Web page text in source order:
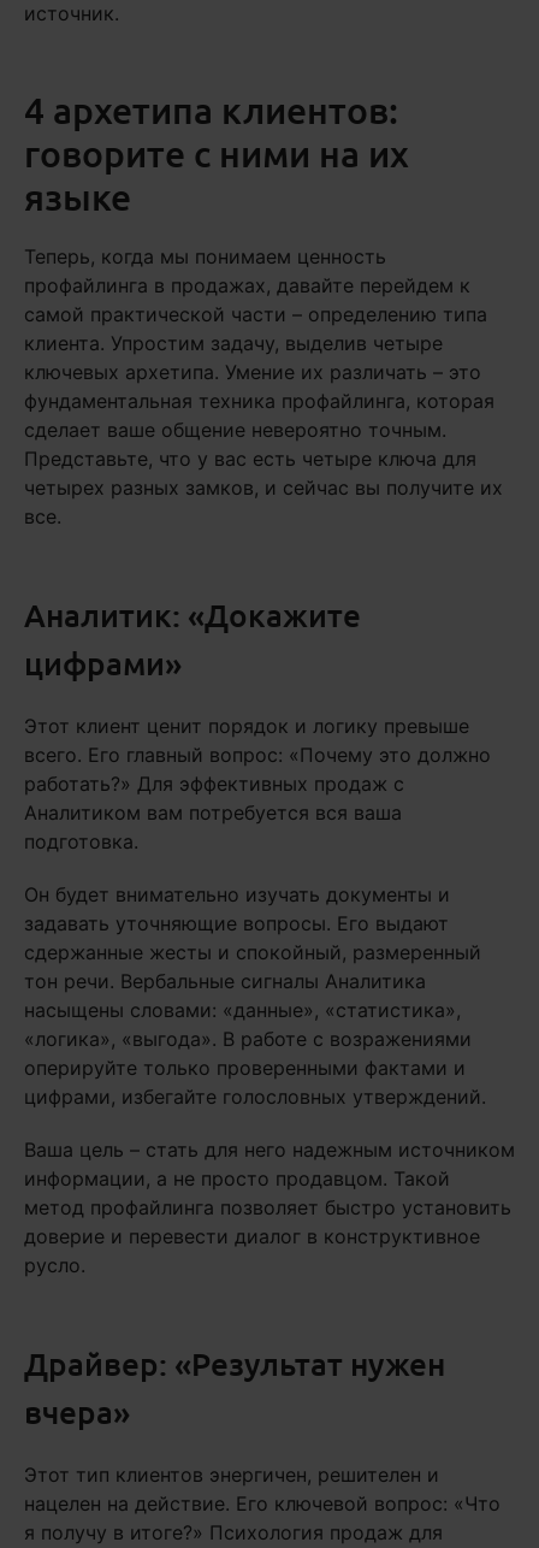
источник.
4 архетипа клиентов:
говорите с ними на их
языке
Теперь, когда мы понимаем ценность
профайлинга в продажах, давайте перейдем к
самой практической части – определению типа
клиента. Упростим задачу, выделив четыре
ключевых архетипа. Умение их различать – это
фундаментальная техника профайлинга, которая
сделает ваше общение невероятно точным.
Представьте, что у вас есть четыре ключа для
четырех разных замков, и сейчас вы получите их
все.
Аналитик: «Докажите
цифрами»
Этот клиент ценит порядок и логику превыше
всего. Его главный вопрос: «Почему это должно
работать?» Для эффективных продаж с
Аналитиком вам потребуется вся ваша
подготовка.
Он будет внимательно изучать документы и
задавать уточняющие вопросы. Его выдают
сдержанные жесты и спокойный, размеренный
тон речи. Вербальные сигналы Аналитика
насыщены словами: «данные», «статистика»,
«логика», «выгода». В работе с возражениями
оперируйте только проверенными фактами и
цифрами, избегайте голословных утверждений.
Ваша цель – стать для него надежным источником
информации, а не просто продавцом. Такой
метод профайлинга позволяет быстро установить
доверие и перевести диалог в конструктивное
русло.
Драйвер: «Результат нужен
вчера»
Этот тип клиентов энергичен, решителен и
нацелен на действие. Его ключевой вопрос: «Что
я получу в итоге?» Психология продаж для